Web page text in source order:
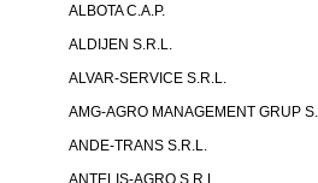
ALBOTA C.A.P.
ALDIJEN S.R.L.
ALVAR-SERVICE S.R.L.
AMG-AGRO MANAGEMENT GRUP
ANDE-TRANS S.R.L.
ANTELIS-AGRO S.R.L.